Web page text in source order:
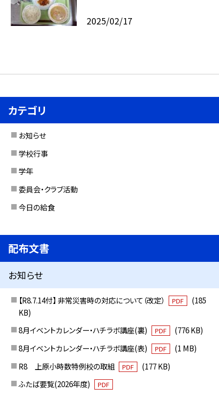
2025/02/17
カテゴリ
お知らせ
学校行事
学年
委員会・クラブ活動
今日の給食
配布文書
お知らせ
【R8.7.14付】 非常災害時の対応について（改定） PDF
(185
KB)
8月イベントカレンダー・ハチラボ講座(裏)
PDF
(776 KB)
8月イベントカレンダー・ハチラボ講座(表)
PDF
(1 MB)
R8 上原小時数特例校の取組
PDF
(177 KB)
ふたば要覧(2026年度)
PDF